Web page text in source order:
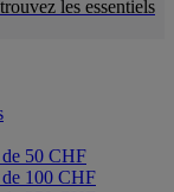
les essentiels
50 CHF
100 CHF